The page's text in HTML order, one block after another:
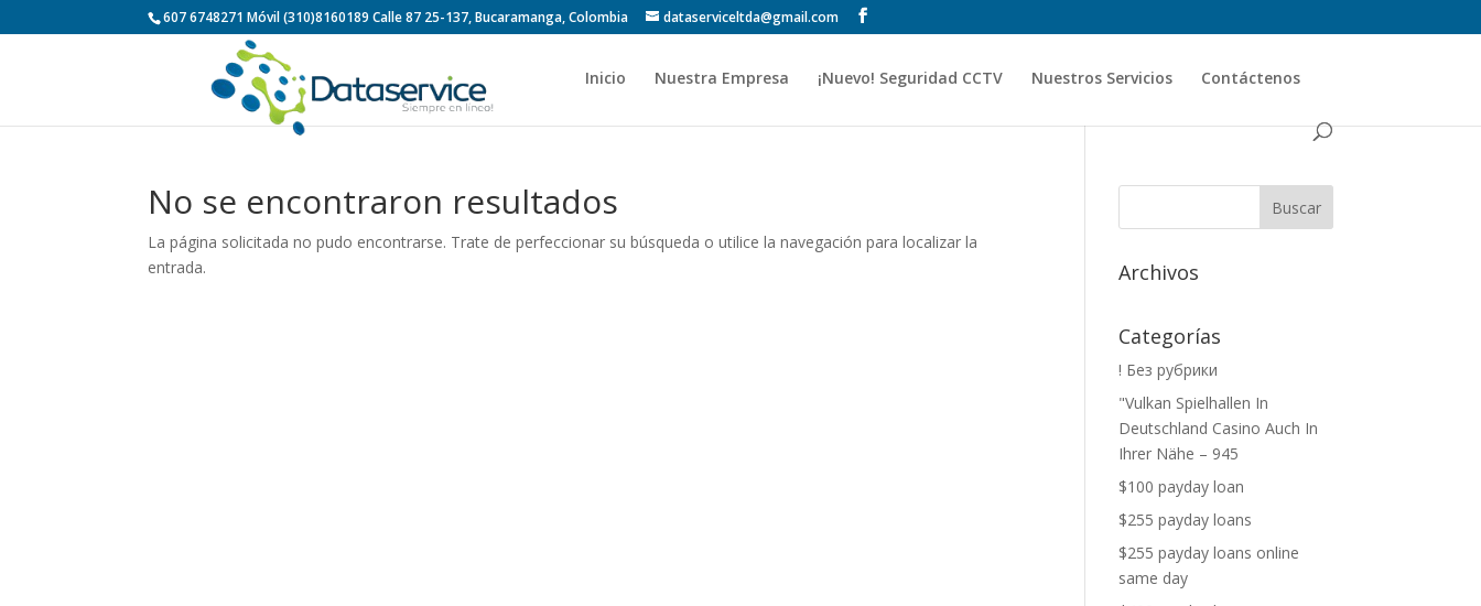
607 6748271 Móvil (310)8160189 Calle 87 25-137, Bucaramanga, Colombia dataserviceltda@gmail.com
Inicio Nuestra Empresa ¡Nuevo! Seguridad CCTV Nuestros Servicios Contáctenos
No se encontraron resultados
La página solicitada no pudo encontrarse. Trate de perfeccionar su búsqueda o utilice la navegación para localizar la
entrada.
Archivos
Categorías
! Без рубрики
"Vulkan Spielhallen In
Deutschland Casino Auch In
Ihrer Nähe – 945
$100 payday loan
$255 payday loans
$255 payday loans online
same day